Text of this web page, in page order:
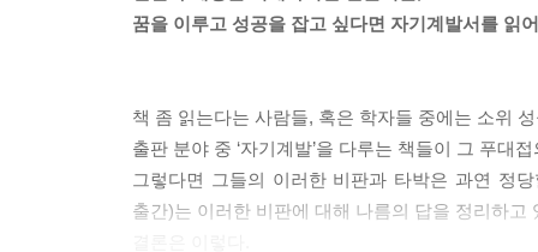
하지만 내가 벤츠를 살 수 있었던 이유는 서울대
다. 박사 학위로 벤츠를 탈 수 있는 것도 아니었다
그러면 어떻게 해서 벤츠를 살 수 있었을까? 그
의 가치를 높이 산다. 정말로 자기 내면을 변화시
물어보면 여전히 내 대답은 이렇다.
“자기계발서를 계속 읽어라. 그리고 그 안에 들어
꿈을 이루고 성공을 잡고 싶다면 자기계발서를 읽
책 좀 읽는다는 사람들, 혹은 학자들 중에는 소위
출판 분야 중 ‘자기계발’을 다루는 책들이 그 푸대
그렇다면 그들의 이러한 비판과 타박은 과연 정
출간)는 이러한 비판에 대해 나름의 답을 정리하고